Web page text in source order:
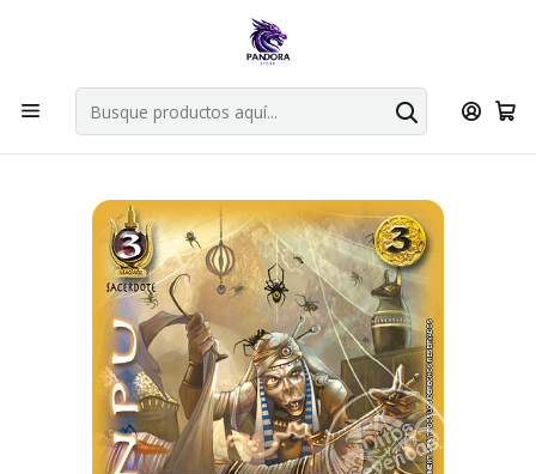
Por compras en cartas singles superiores a 49.990 el envio es
Explorar singles
Inicio Juegos de cartas TCG Mitos y Leyendas TCG
Singles Primer Bloque MYL Aliado